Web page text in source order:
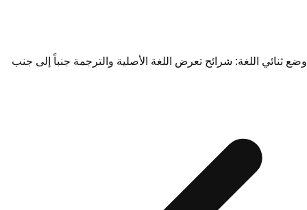
وضع ثنائي اللغة: شرائح تعرض اللغة الأصلية والترجمة جنباً إلى جنب